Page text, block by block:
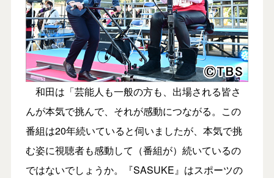
和田は「芸能人も一般の方も、出場される皆さ
んが本気で挑んで、それが感動につながる。この
番組は20年続いていると伺いましたが、本気で挑
む姿に視聴者も感動して（番組が）続いているの
ではないでしょうか。『SASUKE』はスポーツの